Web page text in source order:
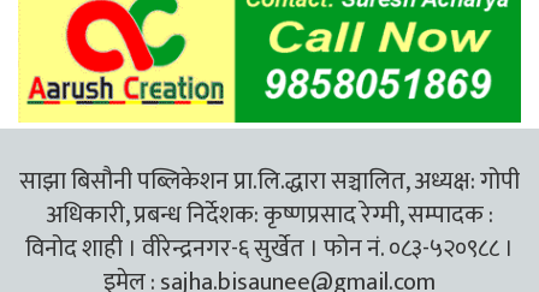
साझा बिसौनी पब्लिकेशन प्रा.लि.द्धारा सञ्चालित, अध्यक्ष: गोपी
अधिकारी, प्रबन्ध निर्देशक: कृष्णप्रसाद रेग्मी, सम्पादक :
विनोद शाही । वीरेन्द्रनगर-६ सुर्खेत । फोन नं. ०८३-५२०९८८ ।
इमेल :sajha.bisaunee@gmail.com